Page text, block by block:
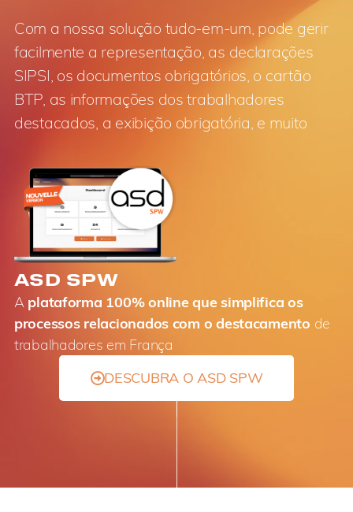
Com a nossa solução tudo-em-um, pode gerir
facilmente a representação, as declarações
SIPSI, os documentos obrigatórios, o cartão
BTP, as informações dos trabalhadores
destacados, a exibição obrigatória, e muito
ASD SPW
A plataforma 100% online que simplifica os
processos relacionados com o destacamento de
trabalhadores em França
DESCUBRA O ASD SPW